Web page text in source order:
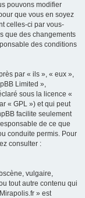
pouvons modifier
que vous en soyez
celles-ci par vous-
que des changements
des conditions
par « ils », « eux »,
Limited »,
sous la licence «
« GPL ») et qui peut
facilite seulement
de ce que
conduite permis. Pour
consulter :
vulgaire,
tout autre contenu qui
» est